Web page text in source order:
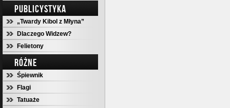
PUBLICYSTYKA
„Twardy Kibol z Młyna”
Dlaczego Widzew?
Felietony
RÓŻNE
Śpiewnik
Flagi
Tatuaże